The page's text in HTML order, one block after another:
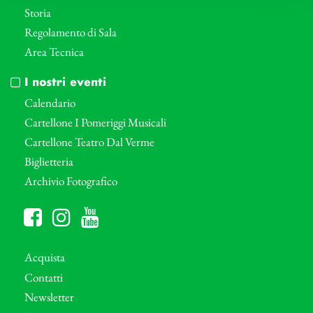
Storia
Regolamento di Sala
Area Tecnica
I nostri eventi
Calendario
Cartellone I Pomeriggi Musicali
Cartellone Teatro Dal Verme
Biglietteria
Archivio Fotografico
Acquista
Contatti
Newsletter